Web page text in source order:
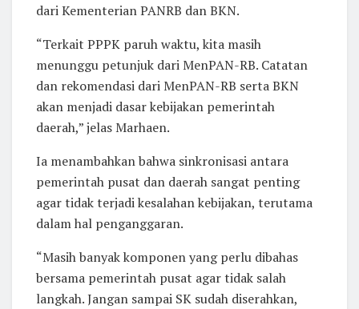
dari Kementerian PANRB dan BKN.
“Terkait PPPK paruh waktu, kita masih
menunggu petunjuk dari MenPAN-RB. Catatan
dan rekomendasi dari MenPAN-RB serta BKN
akan menjadi dasar kebijakan pemerintah
daerah,” jelas Marhaen.
Ia menambahkan bahwa sinkronisasi antara
pemerintah pusat dan daerah sangat penting
agar tidak terjadi kesalahan kebijakan, terutama
dalam hal penganggaran.
“Masih banyak komponen yang perlu dibahas
bersama pemerintah pusat agar tidak salah
langkah. Jangan sampai SK sudah diserahkan,